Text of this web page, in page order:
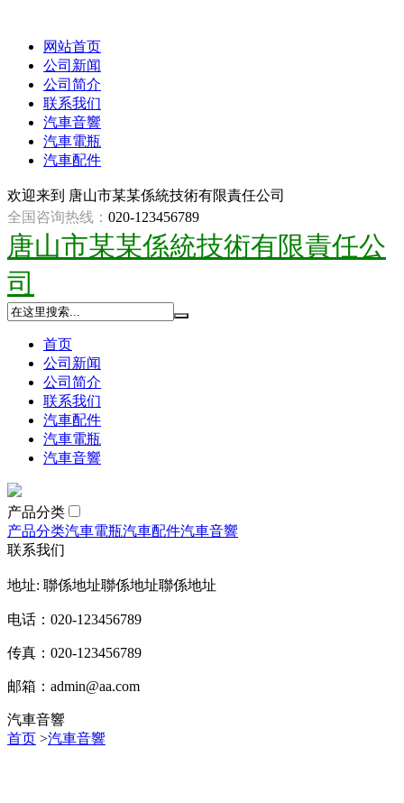
网站首页
公司新闻
公司简介
联系我们
汽車音響
汽車電瓶
汽車配件
欢迎来到 唐山市某某係統技術有限責任公司
全国咨询热线： 020-123456789
唐山市某某係統技術有限責任公
司
首页
公司新闻
公司简介
联系我们
汽車配件
汽車電瓶
汽車音響
产品分类
产品分类汽車電瓶汽車配件汽車音響
联系我们
地址: 聯係地址聯係地址聯係地址
电话：020-123456789
传真：020-123456789
邮箱： admin@aa.com
汽車音響
首页 >汽車音響